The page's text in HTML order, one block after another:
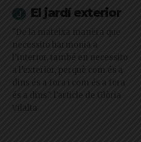
El jardí exterior
"De la mateixa manera que
necessito harmonia a
l’interior, també en necessito
a l’exterior, perquè com és a
dins és a fora i com és a fora
és a dins": l'article de Glòria
Vilalta